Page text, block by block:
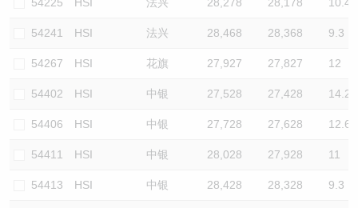
54241 HSI 法兴 28,468 28,368 9.3
54267 HSI 花旗 27,927 27,827 12
54402 HSI 中银 27,528 27,428 14.2
54406 HSI 中银 27,728 27,628 12.6
54411 HSI 中银 28,028 27,928 11
54413 HSI 中银 28,428 28,328 9.3